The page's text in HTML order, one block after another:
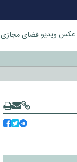
عکس ویدیوفضای مجازی